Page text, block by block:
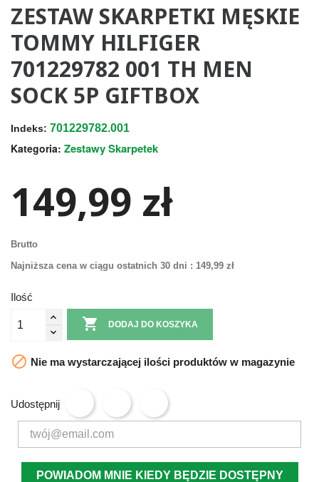
ZESTAW SKARPETKI MĘSKIE
TOMMY HILFIGER
701229782 001 TH MEN
SOCK 5P GIFTBOX
Indeks: 701229782.001
Kategoria: Zestawy Skarpetek
149,99 zł
Brutto
Najniższa cena w ciągu ostatnich 30 dni : 149,99 zł
Ilość
 DODAJ DO KOSZYKA
 Nie ma wystarczającej ilości produktów w magazynie
Udostępnij
POWIADOM MNIE KIEDY BĘDZIE DOSTĘPNY